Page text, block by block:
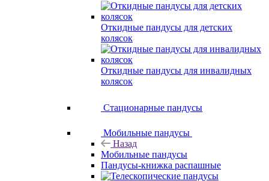
Откидные пандусы для детских
колясок
Откидные пандусы для инвалидных
колясок
Стационарные пандусы
Мобильные пандусы
Назад
Мобильные пандусы
Пандусы-книжка распашные